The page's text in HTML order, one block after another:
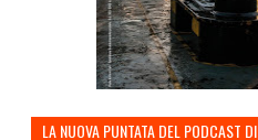
LA NUOVA PUNTATA DEL PODCAST DI